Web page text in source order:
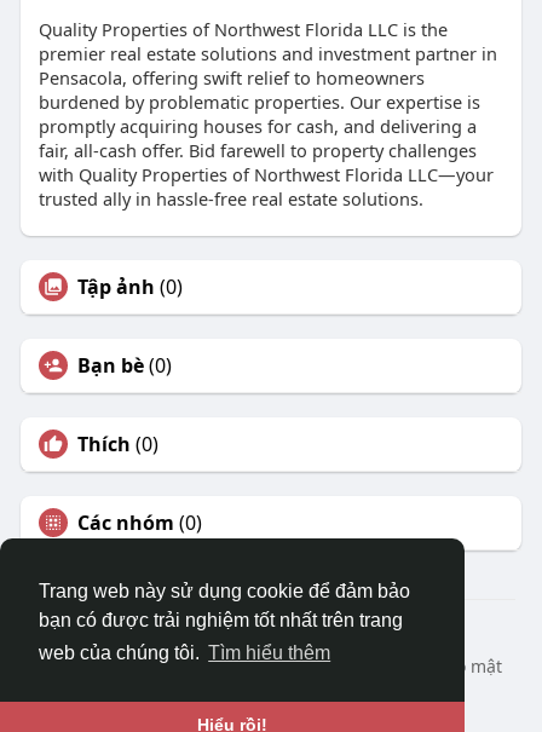
Trang web này sử dụng cookie để đảm bảo
bạn có được trải nghiệm tốt nhất trên trang
web của chúng tôi. Tìm hiểu thêm
Hiểu rồi!
Quality Properties of Northwest Florida LLC is the
premier real estate solutions and investment partner in
Pensacola, offering swift relief to homeowners
burdened by problematic properties. Our expertise is
promptly acquiring houses for cash, and delivering a
fair, all-cash offer. Bid farewell to property challenges
with Quality Properties of Northwest Florida LLC—your
trusted ally in hassle-free real estate solutions.
Tập ảnh (0)
Bạn bè(0)
Thích (0)
Các nhóm (0)
© 2026 DRVIET.COM
Nhà
Bao Quát Liên hệ chúng tôi
Chính sách bảo mật
Ngôn ngữ